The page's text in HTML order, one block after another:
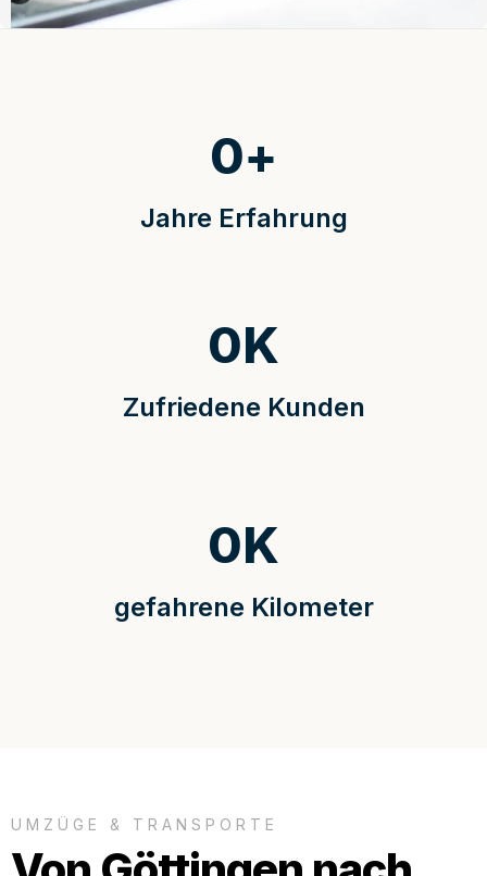
Jahre Erfahrung
0+
Zufriedene Kunden
0K
gefahrene Kilometer
0K
UMZÜGE & TRANSPORTE